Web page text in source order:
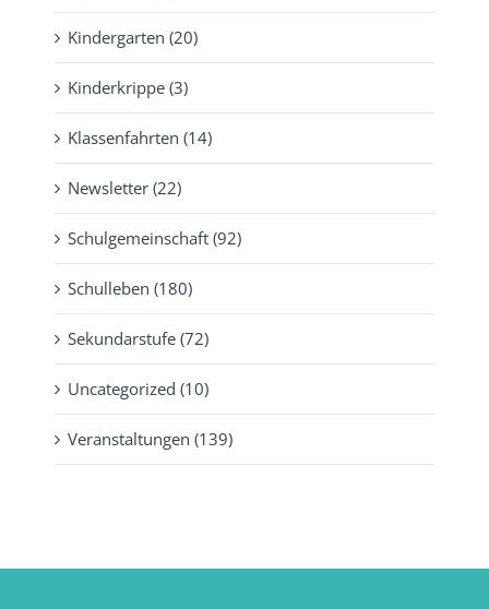
Kindergarten (20)
Kinderkrippe (3)
Klassenfahrten (14)
Newsletter (22)
Schulgemeinschaft (92)
Schulleben (180)
Sekundarstufe (72)
Uncategorized (10)
Veranstaltungen (139)